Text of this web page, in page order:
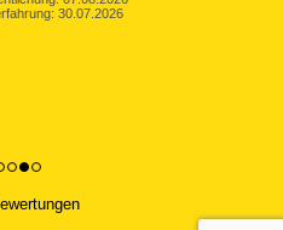
30.07.2026